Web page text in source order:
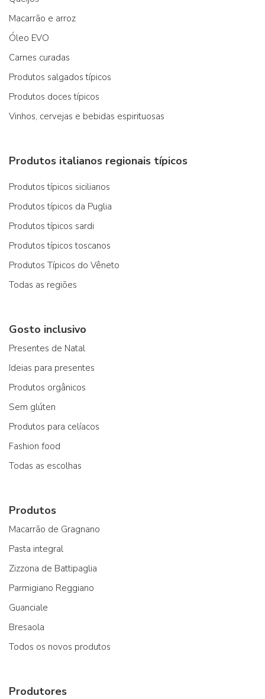
Macarrão e arroz
Óleo EVO
Carnes curadas
Produtos salgados típicos
Produtos doces típicos
Vinhos, cervejas e bebidas espirituosas
Produtos italianos regionais típicos
Produtos típicos sicilianos
Produtos típicos da Puglia
Produtos típicos sardi
Produtos típicos toscanos
Produtos Típicos do Vêneto
Todas as regiões
Gosto inclusivo
Presentes de Natal
Ideias para presentes
Produtos orgânicos
Sem glúten
Produtos para celíacos
Fashion food
Todas as escolhas
Produtos
Macarrão de Gragnano
Pasta integral
Zizzona de Battipaglia
Parmigiano Reggiano
Guanciale
Bresaola
Todos os novos produtos
Produtores